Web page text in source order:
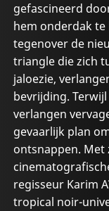
gefascineerd
hem onderdak te
tegenover de
triangle die zich
jaloezie,
bevrijding.
verlangen
gevaarlijk plan
ontsnappen.
regisseur Karim
tropical noir-